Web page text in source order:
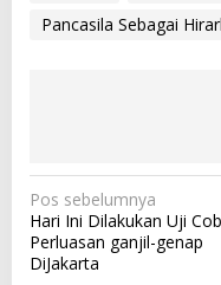
Pancasila Sebagai
N
a
v
Pos sebelumnya
Hari Ini Dilakukan Uji
Perluasan ganjil-genap
DiJakarta